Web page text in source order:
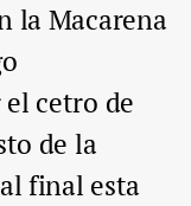
la Macarena
cetro de
de la
final esta